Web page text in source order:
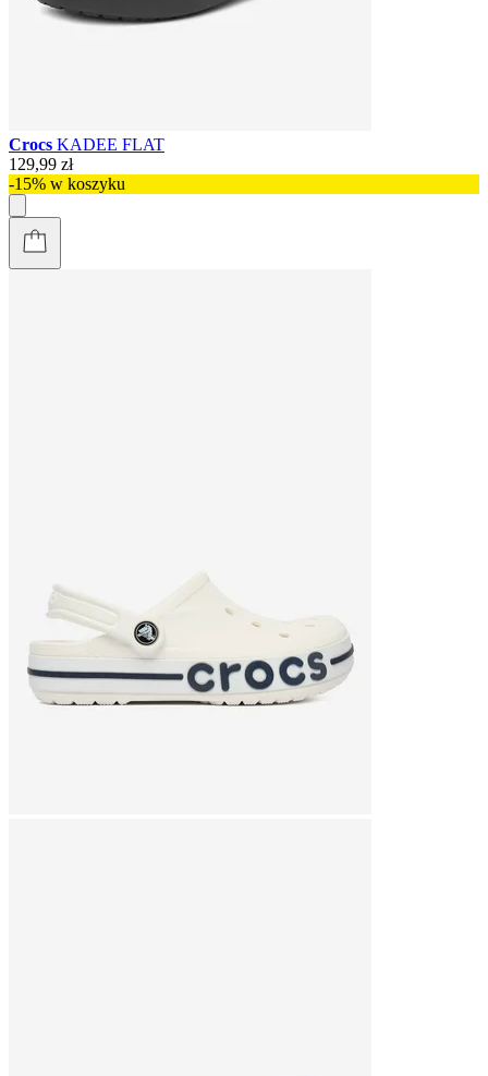
Crocs KADEE FLAT
129,99 zł
-15% w koszyku